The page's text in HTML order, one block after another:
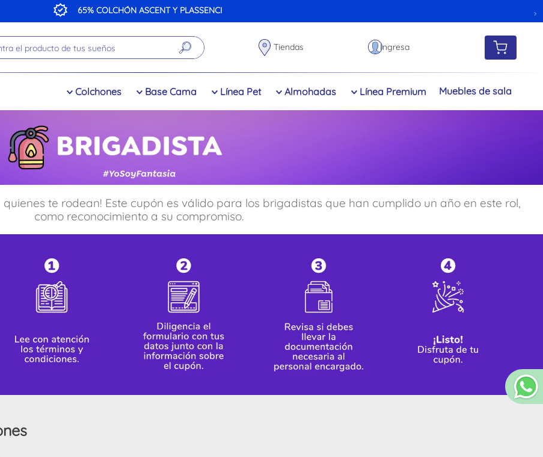
65% COLCHÓN ASCENT Y PLASSENCI
el producto de tus sueños
Tiendas
Colchones Base Cama Línea Pet Almohadas Línea Premium Muebles de sala
te rodean! Este cupón es válido para los brigadistas que han cumplido un año en este rol,
como reconocimiento a su compromiso.